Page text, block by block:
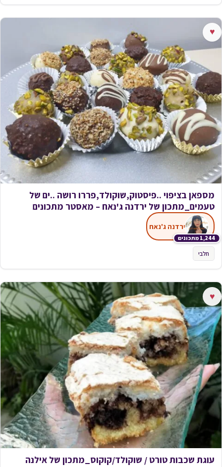
♥
מספאן בציפוי ..פיסטוק,שוקולד,פררו רושה ..ים של
טעמים_מתכון של ירדנה ג'נאח – מאסטר מתכונים
1,244 מתכונים
ירדנה ג'נאח
חלבי
♥
עוגת שכבות טורט / שוקולד/קוקוס_מתכון של אילנה